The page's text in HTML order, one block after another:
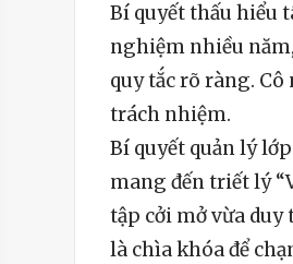
Bí quyết thấu hiểu
nghiệm nhiều
quy tắc rõ ràng.
trách nhiệm.
Bí quyết quản lý
mang đến triết lý
tập cởi mở vừa
là chìa khóa để